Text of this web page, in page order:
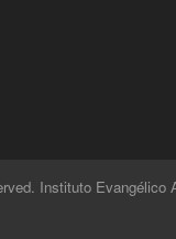
Instituto Evangélico